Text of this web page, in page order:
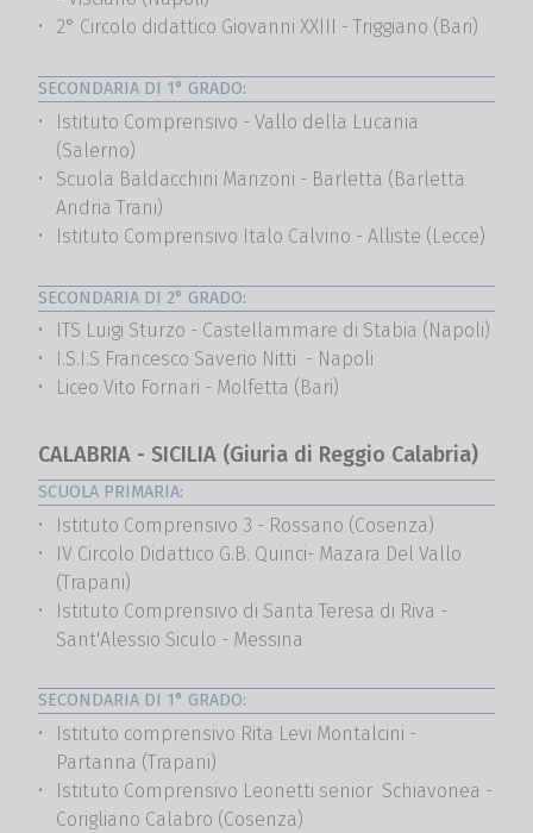
2° Circolo didattico Giovanni XXIII - Triggiano (Bari)
SECONDARIA DI 1° GRADO:
Istituto Comprensivo - Vallo della Lucania
(Salerno)
Scuola Baldacchini Manzoni - Barletta (Barletta
Andria Trani)
Istituto Comprensivo Italo Calvino - Alliste (Lecce)
SECONDARIA DI 2° GRADO:
ITS Luigi Sturzo - Castellammare di Stabia (Napoli)
I.S.I.S Francesco Saverio Nitti - Napoli
Liceo Vito Fornari - Molfetta (Bari)
CALABRIA - SICILIA (Giuria di Reggio Calabria)
SCUOLA PRIMARIA:
Istituto Comprensivo 3 - Rossano (Cosenza)
IV Circolo Didattico G.B. Quinci- Mazara Del Vallo
(Trapani)
Istituto Comprensivo di Santa Teresa di Riva -
Sant'Alessio Siculo - Messina
SECONDARIA DI 1° GRADO:
Istituto comprensivo Rita Levi Montalcini -
Partanna (Trapani)
Istituto Comprensivo Leonetti senior Schiavonea -
Corigliano Calabro (Cosenza)